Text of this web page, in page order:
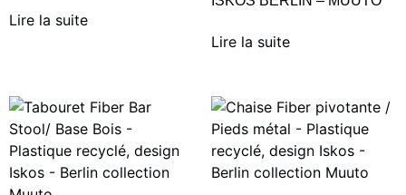
Lire la suite
Lire la suite